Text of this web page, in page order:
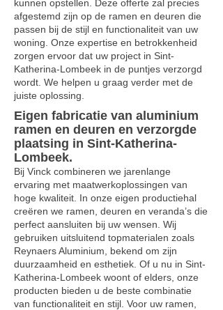
kunnen opstellen. Deze offerte zal precies
afgestemd zijn op de ramen en deuren die
passen bij de stijl en functionaliteit van uw
woning. Onze expertise en betrokkenheid
zorgen ervoor dat uw project in Sint-
Katherina-Lombeek in de puntjes verzorgd
wordt. We helpen u graag verder met de
juiste oplossing.
Eigen fabricatie van aluminium
ramen en deuren en verzorgde
plaatsing in Sint-Katherina-
Lombeek.
Bij Vinck combineren we jarenlange
ervaring met maatwerkoplossingen van
hoge kwaliteit. In onze eigen productiehal
creëren we ramen, deuren en veranda’s die
perfect aansluiten bij uw wensen. Wij
gebruiken uitsluitend topmaterialen zoals
Reynaers Aluminium, bekend om zijn
duurzaamheid en esthetiek. Of u nu in Sint-
Katherina-Lombeek woont of elders, onze
producten bieden u de beste combinatie
van functionaliteit en stijl. Voor uw ramen,